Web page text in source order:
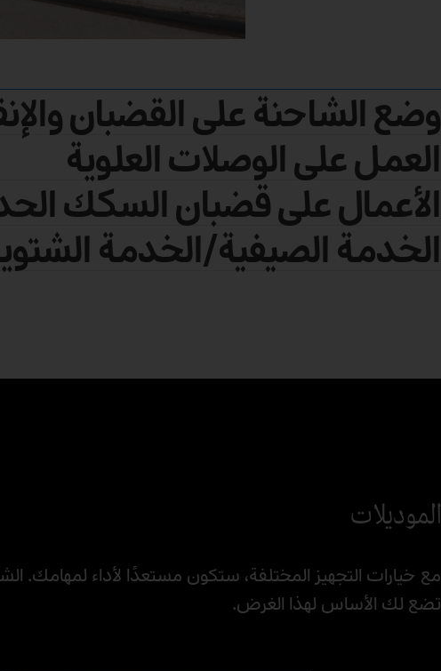
وضع الشاحنة على القضبان
العمل على الوصلات العلوية
الأعمال على قضبان السكك
الخدمة الصيفية/الخدمة
الموديلات
تضع لك الأساس لهذا الغرض.